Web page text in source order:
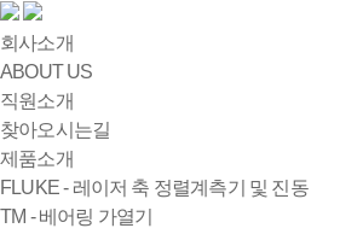
회사소개
ABOUT US
직원소개
찾아오시는길
제품소개
FLUKE - 레이저 축 정렬계측기 및 진동
TM - 베어링 가열기